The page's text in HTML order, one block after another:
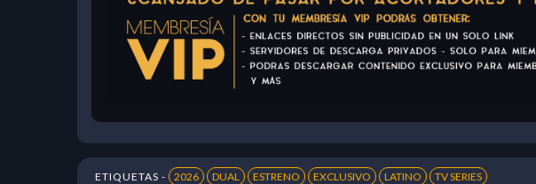
ETIQUETAS - 2026 DUAL ESTRENO EXCLUSIVO LATINO TV SERIES